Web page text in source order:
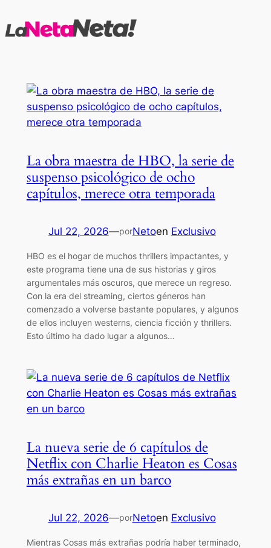
al
La obra maestra de HBO, la serie de
suspenso psicológico de ocho
capítulos, merece otra temporada
Jul 22, 2026—porNetoen Exclusivo
HBO es el hogar de muchos thrillers impactantes, y
este programa tiene una de sus historias y giros
argumentales más oscuros, que merece un regreso.
Con la era del streaming, ciertos géneros han
comenzado a volverse bastante populares, y algunos
de ellos incluyen westerns, ciencia ficción y thrillers.
Esto último ha dado lugar a algunos…
La nueva serie de 6 capítulos de
Netflix con Charlie Heaton es Cosas
más extrañas en un barco
Jul 22, 2026—porNetoen Exclusivo
Mientras Cosas más extrañas podría haber terminado,